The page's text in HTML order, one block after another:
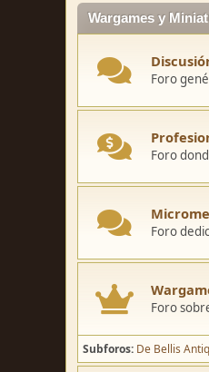
Wargames y
Foro
Foro
Foro
Foro
Subforos De Bellis